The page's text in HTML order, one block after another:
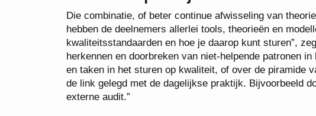
Die combinatie, of beter continue afwisseling van
hebben de deelnemers allerlei tools, theorieën en
kwaliteitsstandaarden en hoe je daarop kunt sturen”,
herkennen en doorbreken van niet-helpende patronen
en taken in het sturen op kwaliteit, of over de piramide
de link gelegd met de dagelijkse praktijk. Bijvoorbeeld
externe audit.”